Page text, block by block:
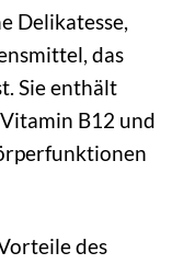
Delikatesse,
das
Sie enthält
B12 und
des